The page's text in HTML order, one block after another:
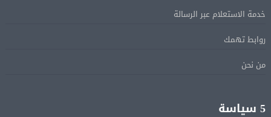
الكامل مع اليونان في مواجهة تداعيات حرائق الغابات
الشقيقين
خدمة الاستعلام عبر الرسالة
روابط تهمك
من نحن
5 سياسة